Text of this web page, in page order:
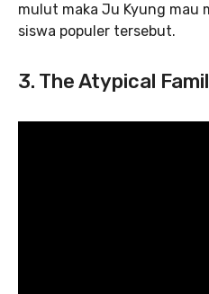
mulut maka Ju Kyung mau
siswa populer tersebut.
3. The Atypical